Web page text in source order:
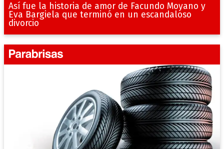
Así fue la historia de amor de Facundo Moyano y
Eva Bargiela que terminó en un escandaloso
divorcio